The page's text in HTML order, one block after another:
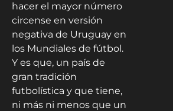
hacer el mayor número
circense en versión
negativa de Uruguay en
los Mundiales de fútbol.
Y es que, un país de
gran tradición
futbolística y que tiene,
ni más ni menos que un